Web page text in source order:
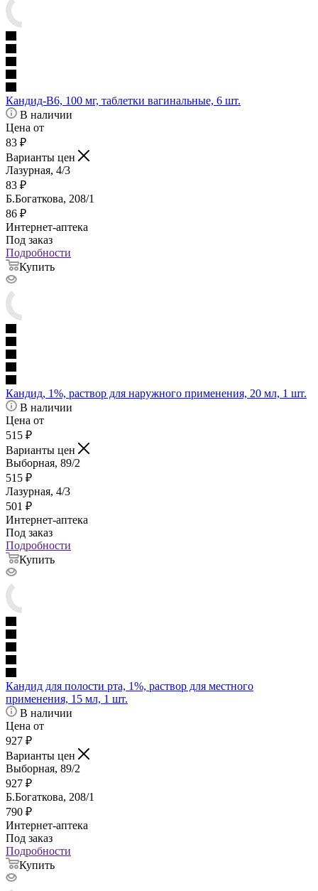
Кандид-В6, 100 мг, таблетки вагинальные, 6 шт.
В наличии
Цена от
83 ₽
Варианты цен
Лазурная, 4/3
83 ₽
Б.Богаткова, 208/1
86 ₽
Интернет-аптека
Под заказ
Подробности
Купить
Кандид, 1%, раствор для наружного применения, 20 мл, 1 шт.
В наличии
Цена от
515 ₽
Варианты цен
Выборная, 89/2
515 ₽
Лазурная, 4/3
501 ₽
Интернет-аптека
Под заказ
Подробности
Купить
Кандид для полости рта, 1%, раствор для местного
применения, 15 мл, 1 шт.
В наличии
Цена от
927 ₽
Варианты цен
Выборная, 89/2
927 ₽
Б.Богаткова, 208/1
790 ₽
Интернет-аптека
Под заказ
Подробности
Купить